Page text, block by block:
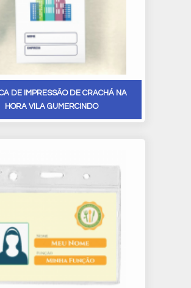
DE IMPRESSÃO DE CRACHÁ NA
HORA VILA GUMERCINDO